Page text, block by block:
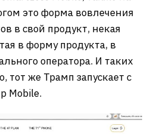
это форма вовлечения
в свой продукт, некая
в форму продукта, в
оператора. И таких
тот же Трамп запускает с
Mobile.